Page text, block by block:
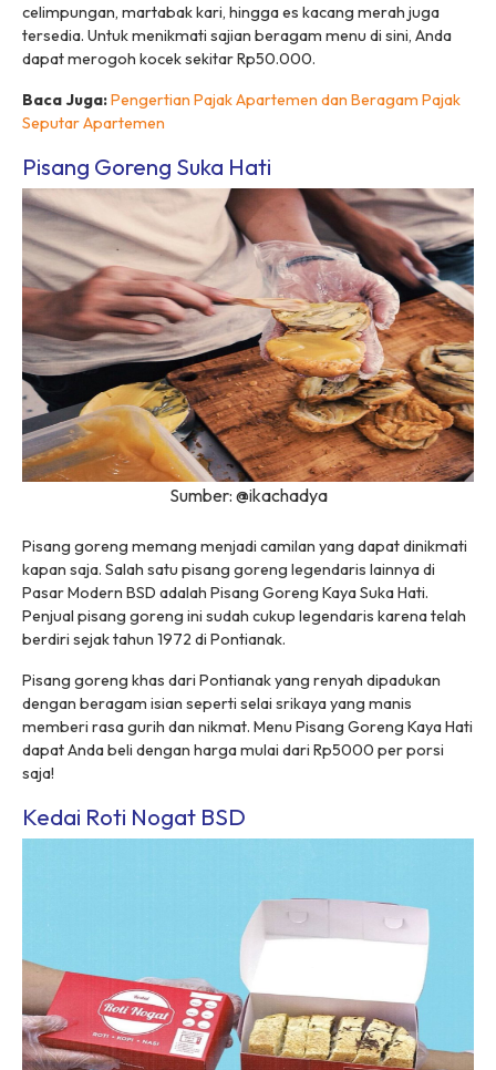
celimpungan, martabak kari, hingga es kacang merah juga
tersedia. Untuk menikmati sajian beragam menu di sini, Anda
dapat merogoh kocek sekitar Rp50.000.
Baca Juga:Pengertian Pajak Apartemen dan Beragam Pajak
Seputar Apartemen
Pisang Goreng Suka Hati
Sumber: @ikachadya
Pisang goreng memang menjadi camilan yang dapat dinikmati
kapan saja. Salah satu pisang goreng legendaris lainnya di
Pasar Modern BSD adalah Pisang Goreng Kaya Suka Hati.
Penjual pisang goreng ini sudah cukup legendaris karena telah
berdiri sejak tahun 1972 di Pontianak.
Pisang goreng khas dari Pontianak yang renyah dipadukan
dengan beragam isian seperti selai srikaya yang manis
memberi rasa gurih dan nikmat. Menu Pisang Goreng Kaya Hati
dapat Anda beli dengan harga mulai dari Rp5000 per porsi
saja!
Kedai Roti Nogat BSD